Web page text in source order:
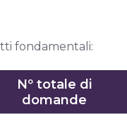
fondamentali:
Nº totale di
domande